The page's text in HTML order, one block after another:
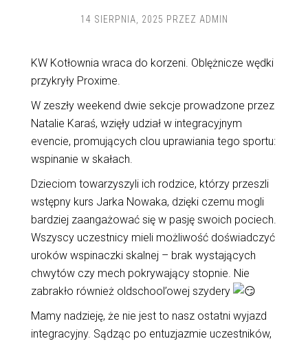
14 SIERPNIA, 2025 PRZEZ ADMIN
KW Kotłownia wraca do korzeni. Oblężnicze wędki
przykryły Proxime.
W zeszły weekend dwie sekcje prowadzone przez
Natalie Karaś, wzięły udział w integracyjnym
evencie, promujących clou uprawiania tego sportu:
wspinanie w skałach.
Dzieciom towarzyszyli ich rodzice, którzy przeszli
wstępny kurs Jarka Nowaka, dzięki czemu mogli
bardziej zaangażować się w pasję swoich pociech.
Wszyscy uczestnicy mieli możliwość doświadczyć
uroków wspinaczki skalnej – brak wystających
chwytów czy mech pokrywający stopnie. Nie
zabrakło również oldschool’owej szydery
Mamy nadzieję, że nie jest to nasz ostatni wyjazd
integracyjny. Sądząc po entuzjazmie uczestników,